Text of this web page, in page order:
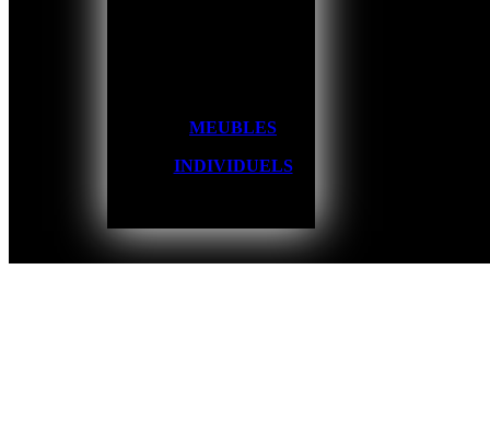
MEUBLES
INDIVIDUELS